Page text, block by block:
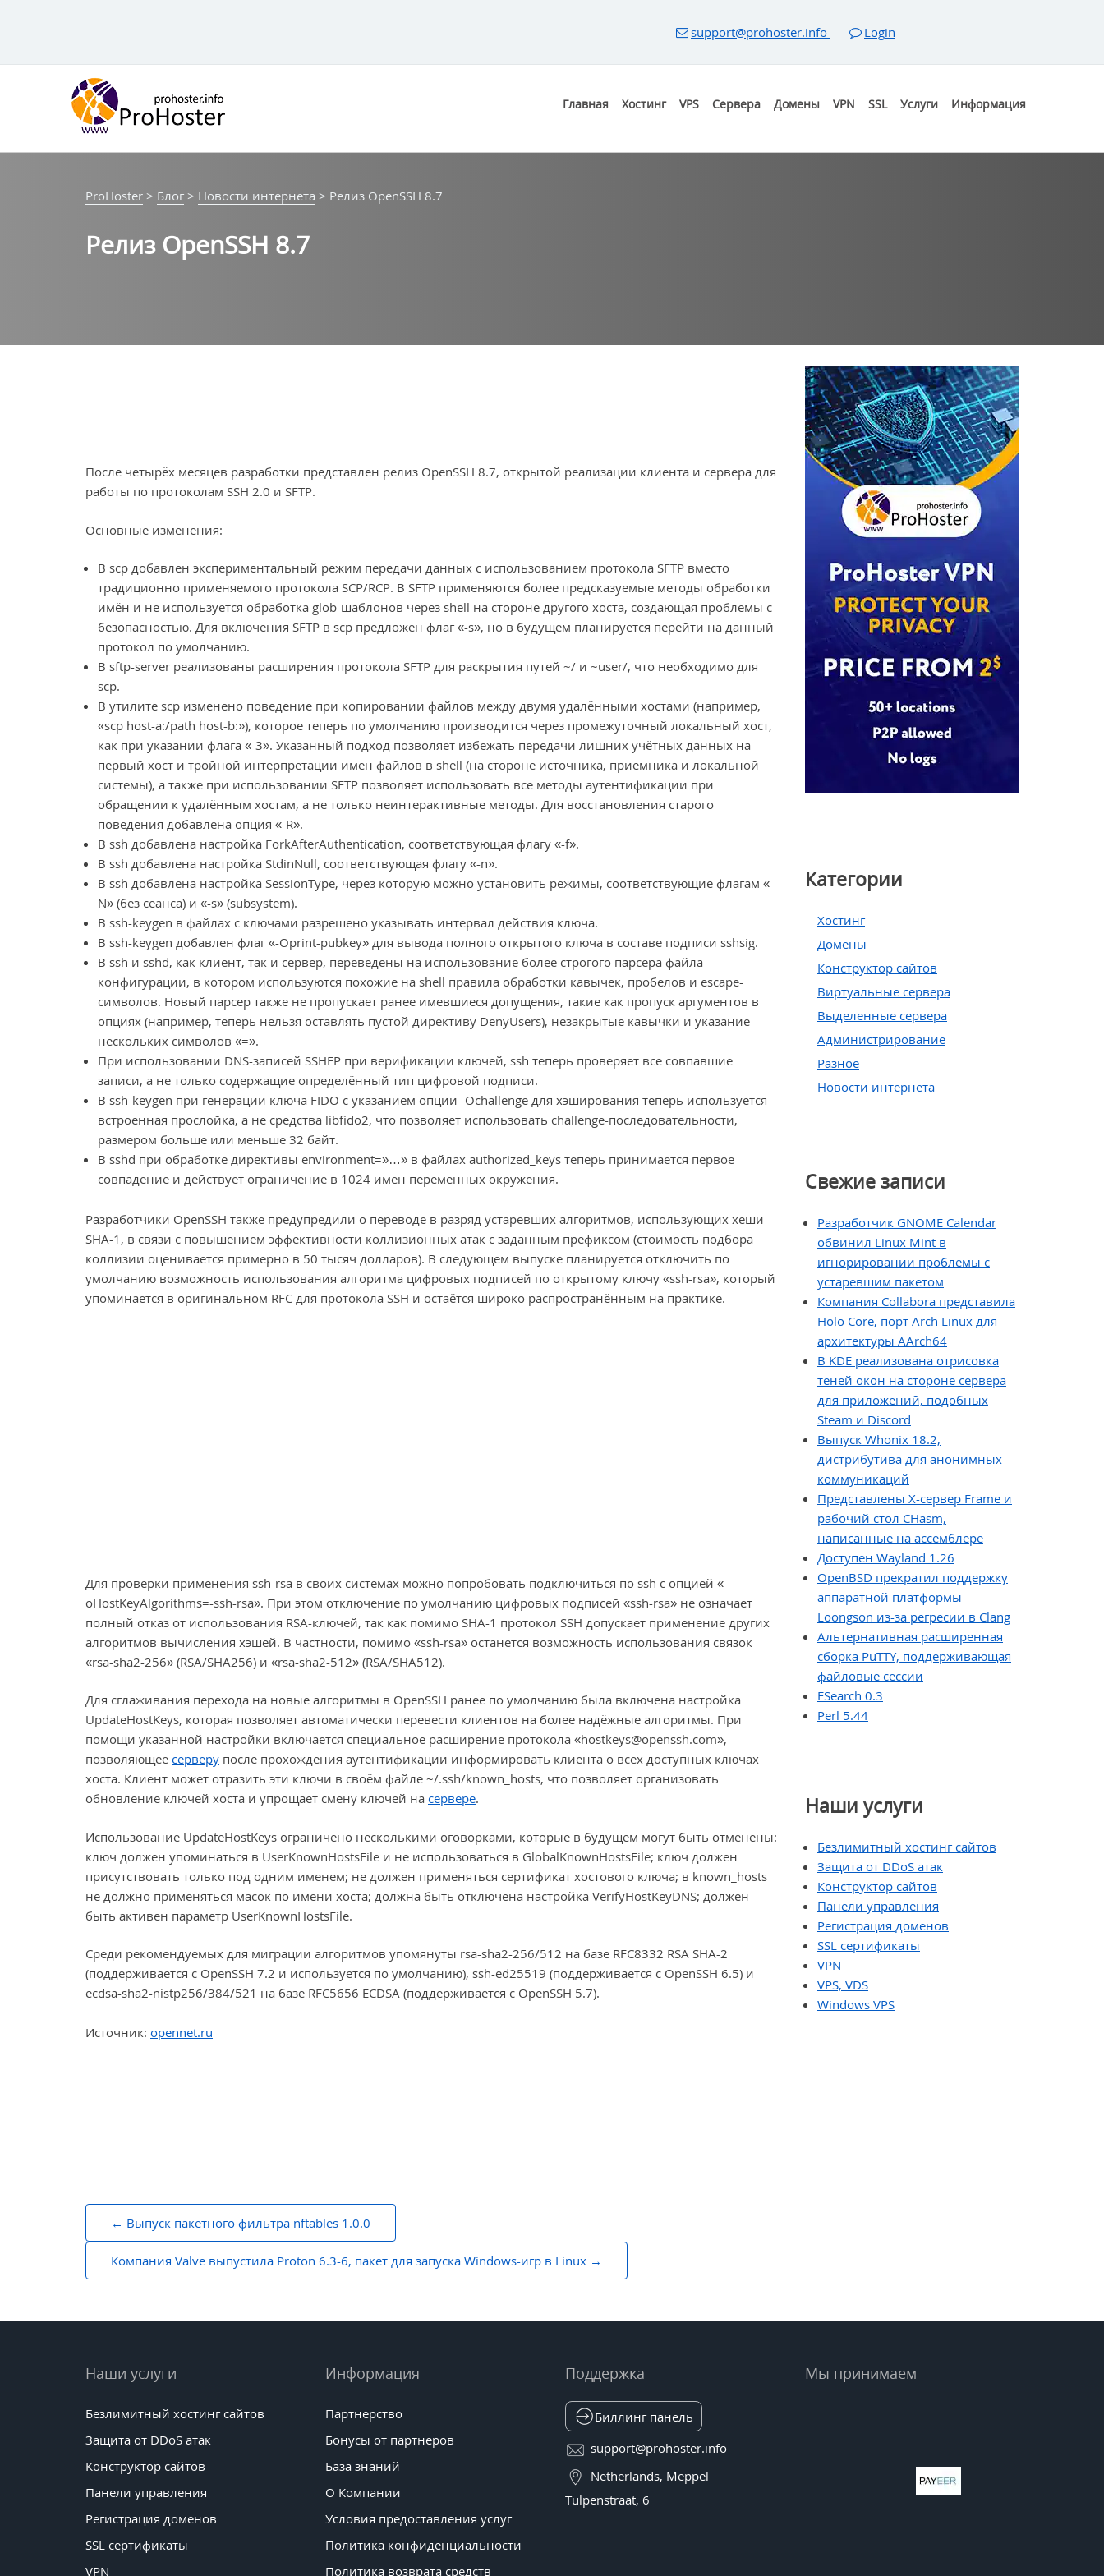
support@prohoster.info Login
Главная Хостинг VPS Сервера Домены VPN SSL Услуги Информация
ProHoster > Блог > Новости интернета > Релиз OpenSSH 8.7
Релиз OpenSSH 8.7
Категории
Хостинг
Домены
Конструктор сайтов
Виртуальные сервера
Выделенные сервера
Администрирование
Разное
Новости интернета
Свежие записи
Разработчик GNOME Calendar
обвинил Linux Mint в
игнорировании проблемы с
устаревшим пакетом
Компания Collabora представила
Holo Core, порт Arch Linux для
архитектуры AArch64
В KDE реализована отрисовка
теней окон на стороне сервера
для приложений, подобных
Steam и Discord
Выпуск Whonix 18.2,
дистрибутива для анонимных
коммуникаций
Представлены X-сервер Frame и
рабочий стол CHasm,
написанные на ассемблере
Доступен Wayland 1.26
OpenBSD прекратил поддержку
аппаратной платформы
Loongson из-за регресии в Clang
Альтернативная расширенная
сборка PuTTY, поддерживающая
файловые сессии
FSearch 0.3
Perl 5.44
Наши услуги
Безлимитный хостинг сайтов
Защита от DDoS атак
Конструктор сайтов
Панели управления
Регистрация доменов
SSL сертификаты
VPN
VPS, VDS
Windows VPS
После четырёх месяцев разработки представлен релиз OpenSSH 8.7, открытой реализации клиента и сервера для
работы по протоколам SSH 2.0 и SFTP.
Основные изменения:
В scp добавлен экспериментальный режим передачи данных с использованием протокола SFTP вместо
традиционно применяемого протокола SCP/RCP. В SFTP применяются более предсказуемые методы обработки
имён и не используется обработка glob-шаблонов через shell на стороне другого хоста, создающая проблемы с
безопасностью. Для включения SFTP в scp предложен флаг «-s», но в будущем планируется перейти на данный
протокол по умолчанию.
В sftp-server реализованы расширения протокола SFTP для раскрытия путей ~/ и ~user/, что необходимо для
scp.
В утилите scp изменено поведение при копировании файлов между двумя удалёнными хостами (например,
«scp host-a:/path host-b:»), которое теперь по умолчанию производится через промежуточный локальный хост,
как при указании флага «-3». Указанный подход позволяет избежать передачи лишних учётных данных на
первый хост и тройной интерпретации имён файлов в shell (на стороне источника, приёмника и локальной
системы), а также при использовании SFTP позволяет использовать все методы аутентификации при
обращении к удалённым хостам, а не только неинтерактивные методы. Для восстановления старого
поведения добавлена опция «-R».
В ssh добавлена настройка ForkAfterAuthentication, соответствующая флагу «-f».
В ssh добавлена настройка StdinNull, соответствующая флагу «-n».
В ssh добавлена настройка SessionType, через которую можно установить режимы, соответствующие флагам «-
N» (без сеанса) и «-s» (subsystem).
В ssh-keygen в файлах с ключами разрешено указывать интервал действия ключа.
В ssh-keygen добавлен флаг «-Oprint-pubkey» для вывода полного открытого ключа в составе подписи sshsig.
В ssh и sshd, как клиент, так и сервер, переведены на использование более строгого парсера файла
конфигурации, в котором используются похожие на shell правила обработки кавычек, пробелов и escape-
символов. Новый парсер также не пропускает ранее имевшиеся допущения, такие как пропуск аргументов в
опциях (например, теперь нельзя оставлять пустой директиву DenyUsers), незакрытые кавычки и указание
нескольких символов «=».
При использовании DNS-записей SSHFP при верификации ключей, ssh теперь проверяет все совпавшие
записи, а не только содержащие определённый тип цифровой подписи.
В ssh-keygen при генерации ключа FIDO с указанием опции -Ochallenge для хэширования теперь используется
встроенная прослойка, а не средства libfido2, что позволяет использовать challenge-последовательности,
размером больше или меньше 32 байт.
В sshd при обработке директивы environment=»…» в файлах authorized_keys теперь принимается первое
совпадение и действует ограничение в 1024 имён переменных окружения.
Разработчики OpenSSH также предупредили о переводе в разряд устаревших алгоритмов, использующих хеши
SHA-1, в связи с повышением эффективности коллизионных атак с заданным префиксом (стоимость подбора
коллизии оценивается примерно в 50 тысяч долларов). В следующем выпуске планируется отключить по
умолчанию возможность использования алгоритма цифровых подписей по открытому ключу «ssh-rsa», который
упоминается в оригинальном RFC для протокола SSH и остаётся широко распространённым на практике.
Для проверки применения ssh-rsa в своих системах можно попробовать подключиться по ssh с опцией «-
oHostKeyAlgorithms=-ssh-rsa». При этом отключение по умолчанию цифровых подписей «ssh-rsa» не означает
полный отказ от использования RSA-ключей, так как помимо SHA-1 протокол SSH допускает применение других
алгоритмов вычисления хэшей. В частности, помимо «ssh-rsa» останется возможность использования связок
«rsa-sha2-256» (RSA/SHA256) и «rsa-sha2-512» (RSA/SHA512).
Для сглаживания перехода на новые алгоритмы в OpenSSH ранее по умолчанию была включена настройка
UpdateHostKeys, которая позволяет автоматически перевести клиентов на более надёжные алгоритмы. При
помощи указанной настройки включается специальное расширение протокола «hostkeys@openssh.com»,
позволяющее серверу после прохождения аутентификации информировать клиента о всех доступных ключах
хоста. Клиент может отразить эти ключи в своём файле ~/.ssh/known_hosts, что позволяет организовать
обновление ключей хоста и упрощает смену ключей на сервере.
Использование UpdateHostKeys ограничено несколькими оговорками, которые в будущем могут быть отменены:
ключ должен упоминаться в UserKnownHostsFile и не использоваться в GlobalKnownHostsFile; ключ должен
присутствовать только под одним именем; не должен применяться сертификат хостового ключа; в known_hosts
не должно применяться масок по имени хоста; должна быть отключена настройка VerifyHostKeyDNS; должен
быть активен параметр UserKnownHostsFile.
Среди рекомендуемых для миграции алгоритмов упомянуты rsa-sha2-256/512 на базе RFC8332 RSA SHA-2
(поддерживается с OpenSSH 7.2 и используется по умолчанию), ssh-ed25519 (поддерживается с OpenSSH 6.5) и
ecdsa-sha2-nistp256/384/521 на базе RFC5656 ECDSA (поддерживается с OpenSSH 5.7).
Источник: opennet.ru
Навигация
по
записям
Выпуск пакетного фильтра nftables 1.0.0
Компания Valve выпустила Proton 6.3-6, пакет для запуска Windows-игр в Linux
Наши услуги
Безлимитный хостинг сайтов
Защита от DDoS атак
Конструктор сайтов
Панели управления
Регистрация доменов
SSL сертификаты
VPN
Информация
Партнерство
Бонусы от партнеров
База знаний
О Компании
Условия предоставления услуг
Политика конфиденциальности
Политика возврата средств
Поддержка
Биллинг панель
support@prohoster.info
Netherlands, Meppel
Tulpenstraat, 6
Мы принимаем